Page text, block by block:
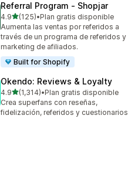
Referral Program ‑ Shopjar
4.9de 5 estrellas
(125)
125 reseñas en total
•Plan gratis disponible
Aumenta las ventas por referidos a
través de un programa de referidos y
marketing de afiliados.
Built for Shopify
Okendo: Reviews & Loyalty
4.9de 5 estrellas
(1,314)
1314 reseñas en total
•Plan gratis disponible
Crea superfans con reseñas,
fidelización, referidos y cuestionarios